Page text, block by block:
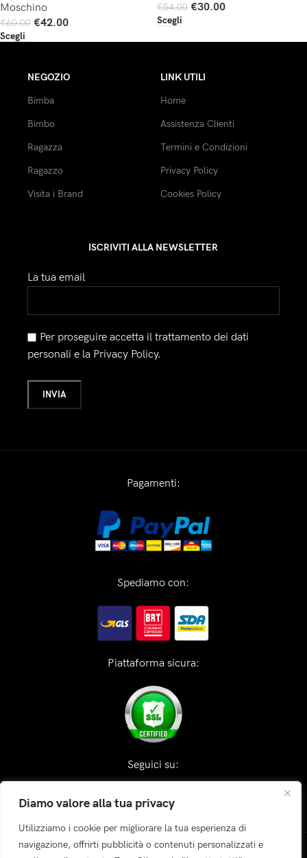
Diamo valore alla tua privacy
Utilizziamo i cookie per migliorare la tua esperienza di
navigazione, offrirti pubblicità o contenuti personalizzati e
Moschino
€60.00 €42.00
Scegli
€54.00 €30.00
Scegli
NEGOZIO
Bimba
Bimbo
Ragazza
Ragazzo
Visita i Brand
LINK UTILI
Home
Assistenza Clienti
Termini e Condizioni
Privacy Policy
Cookies Policy
ISCRIVITI ALLA NEWSLETTER
La tua email
Per proseguire accetta il trattamento dei dati
personali e la Privacy Policy.
Pagamenti:
Spediamo con:
Piattaforma sicura:
Seguici su: